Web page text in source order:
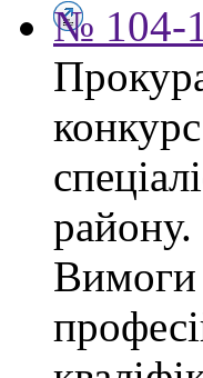
№ 104-
району.
Вимоги